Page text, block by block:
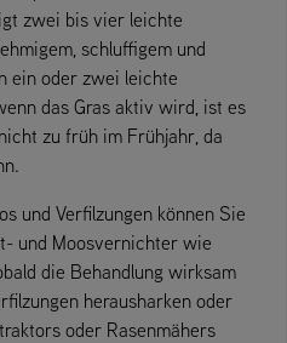
zwei bis vier leichte
schluffigem und
ein oder zwei leichte
das Gras aktiv wird, ist es
zu früh im Frühjahr, da
und Verfilzungen können Sie
und Moosvernichter wie
die Behandlung wirksam
herausharken oder
oder Rasenmähers